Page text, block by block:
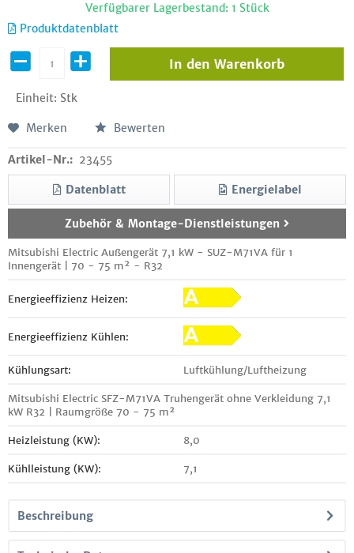
Verfügbarer Lagerbestand: 1 Stück
Produktdatenblatt
Einheit: Stk
In den Warenkorb
Merken Bewerten
Artikel-Nr.: 23455
Datenblatt Energielabel
Zubehör & Montage-Dienstleistungen
Mitsubishi Electric Außengerät 7,1 kW - SUZ-M71VA für 1
Innengerät | 70 - 75 m² - R32
Energieeffizienz Heizen:
Energieeffizienz Kühlen:
Kühlungsart: Luftkühlung/Luftheizung
Mitsubishi Electric SFZ-M71VA Truhengerät ohne Verkleidung 7,1
kW R32 | Raumgröße 70 - 75 m²
Heizleistung (KW): 8,0
Kühlleistung (KW): 7,1
Beschreibung